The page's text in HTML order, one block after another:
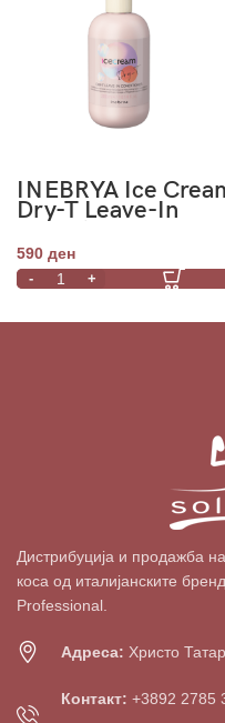
INEBRYA Ice
Dry-T Leave-In
Conditioner 300ml
590 ден
Дистрибуција и продажба
коса од италијанските
Professional.
Адреса: Христо
Контакт: +3892 2785